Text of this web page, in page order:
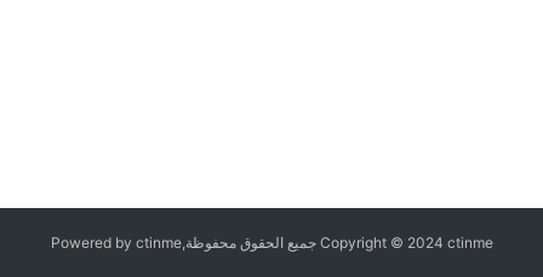
Copyright © 2024 ctinme جميع الحقوق محفوظة,Powered by ctinme